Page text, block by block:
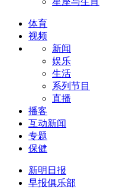
体育
视频
新闻
娱乐
生活
系列节目
直播
播客
互动新闻
专题
保健
新明日报
早报俱乐部